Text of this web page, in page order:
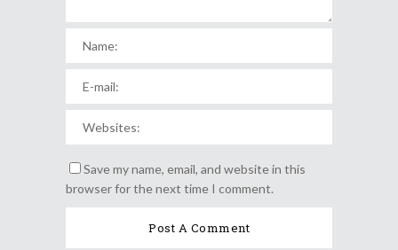
Save my name, email, and website in this
browser for the next time I comment.